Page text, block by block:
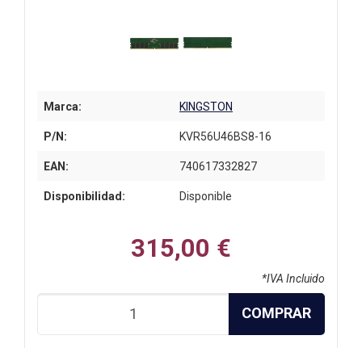
Marca: KINGSTON
P/N: KVR56U46BS8-16
EAN: 740617332827
Disponibilidad: Disponible
315,00 €
*IVA Incluido
COMPRAR